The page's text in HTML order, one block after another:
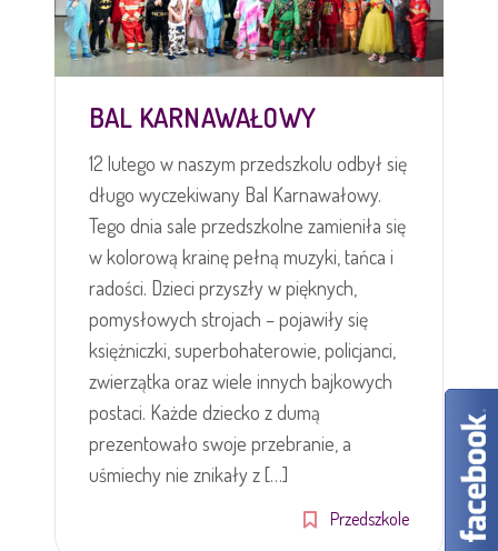
BAL KARNAWAŁOWY
12 lutego w naszym przedszkolu odbył się
długo wyczekiwany Bal Karnawałowy.
Tego dnia sale przedszkolne zamieniła się
w kolorową krainę pełną muzyki, tańca i
radości. Dzieci przyszły w pięknych,
pomysłowych strojach – pojawiły się
księżniczki, superbohaterowie, policjanci,
zwierzątka oraz wiele innych bajkowych
postaci. Każde dziecko z dumą
prezentowało swoje przebranie, a
uśmiechy nie znikały z […]
Przedszkole